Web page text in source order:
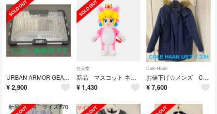
URBAN ARMOR GEAR MacBookPro 13"(第4世代)用
¥ 2,900
任天堂
新品 マスコット ネコピーチNintendo TOKYO取り扱い商品
¥ 1,430
Cole Haan
お値下げ☆メンズ COLE HAAN ダウンコート ジャケット アメリカサイズM
¥ 7,600